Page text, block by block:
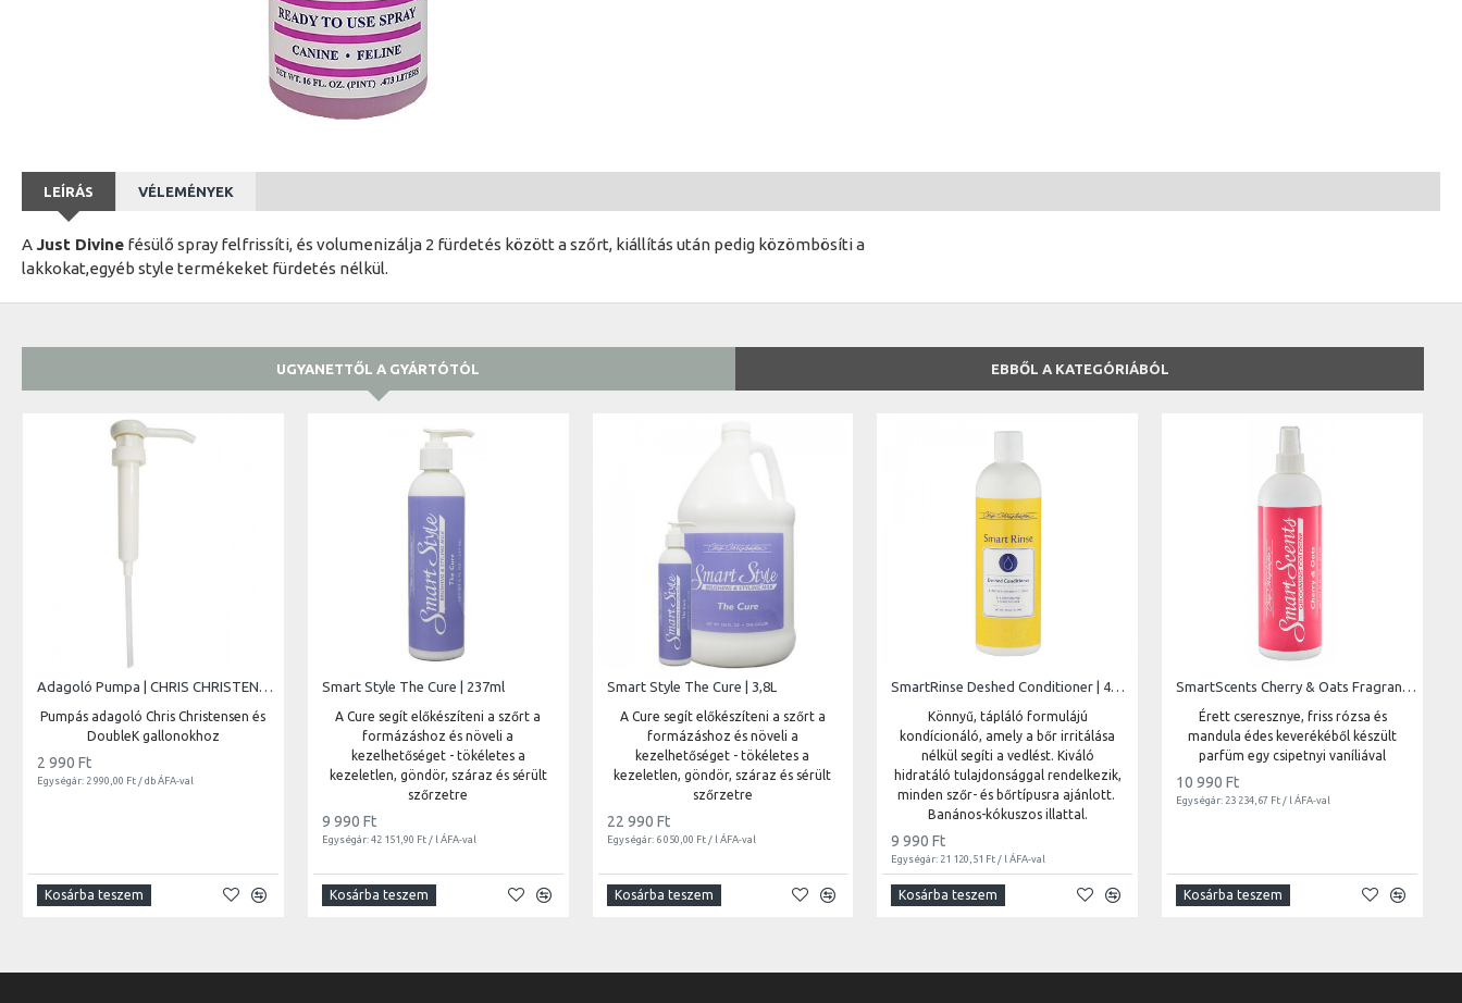
LEÍRÁS VÉLEMÉNYEK
A Just Divine fésülő spray felfrissíti, és volumenizálja 2 fürdetés között a szőrt, kiállítás után pedig közömbösíti a
lakkokat,egyéb style termékeket fürdetés nélkül.
UGYANETTŐL A GYÁRTÓTÓL EBBŐL A KATEGÓRIÁBÓL
Adagoló Pumpa | CHRIS CHRISTENSEN & DOUBLE K gallonokhoz
Pumpás adagoló Chris Christensen és
DoubleK gallonokhoz
2 990 Ft
Egységár: 2 990,00 Ft / db ÁFA-val
Kosárba teszem
Smart Style The Cure | 237ml
A Cure segít előkészíteni a szőrt a
formázáshoz és növeli a
kezelhetőséget - tökéletes a
kezeletlen, göndör, száraz és sérült
szőrzetre
9 990 Ft
Egységár: 42 151,90 Ft / l ÁFA-val
Kosárba teszem
Smart Style The Cure | 3,8L
A Cure segít előkészíteni a szőrt a
formázáshoz és növeli a
kezelhetőséget - tökéletes a
kezeletlen, göndör, száraz és sérült
szőrzetre
22 990 Ft
Egységár: 6 050,00 Ft / l ÁFA-val
Kosárba teszem
SmartRinse Deshed Conditioner | 473ml
Könnyű, tápláló formulájú
kondícionáló, amely a bőr irritálása
nélkül segíti a vedlést. Kiváló
hidratáló tulajdonsággal rendelkezik,
minden szőr- és bőrtípusra ajánlott.
Banános-kókuszos illattal.
9 990 Ft
Egységár: 21 120,51 Ft / l ÁFA-val
Kosárba teszem
SmartScents Cherry & Oats Fragrance | 473ml
Érett cseresznye, friss rózsa és
mandula édes keverékéből készült
parfüm egy csipetnyi vaníliával
10 990 Ft
Egységár: 23 234,67 Ft / l ÁFA-val
Kosárba teszem